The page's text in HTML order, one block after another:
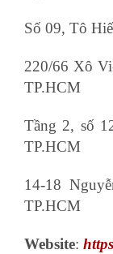
Số 09, Tô
220/66 Xô
TP.HCM
Tầng 2, số
TP.HCM
14-18
TP.HCM
Website: